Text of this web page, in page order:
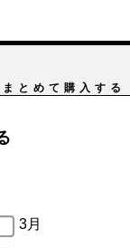
まとめて購入する
3月